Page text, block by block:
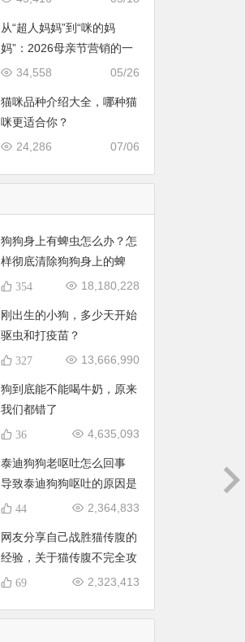
从“超人妈妈”到“咪的妈
妈”：2026母亲节营销的一
次温情破题
05/26
34,558
猫咪品种介绍大全，哪种猫
咪更适合你？
07/06
24,286
狗狗身上有蜱虫怎么办？怎
样彻底清除狗狗身上的蜱
虫？
18,180,228
354
刚出生的小狗，多少天开始
驱虫和打疫苗？
13,666,990
327
狗到底能不能喝牛奶，原来
我们都错了
4,635,093
36
泰迪狗狗老呕吐怎么回事
导致泰迪狗狗呕吐的原因是
什么
2,364,833
44
网友分享自己战胜猫传腹的
经验，关于猫传腹不完全攻
略
2,323,413
69